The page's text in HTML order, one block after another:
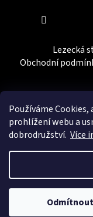
Používáme Cookies,
prohlížení webu a
dobrodružství. Více
Odmítnout
Lezecká
Obchodní
Copyright 2026